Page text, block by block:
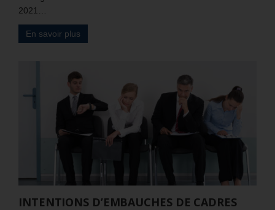
2021…
En savoir plus
INTENTIONS D’EMBAUCHES DE CADRES